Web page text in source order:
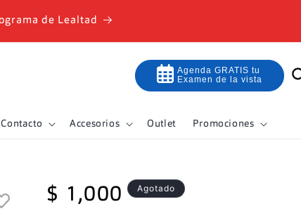
de Lealtad
Accesorios Outlet Promociones
Agenda GRATIS tu
Examen de la vista
Precio
habitual
$ 1,000 Agotado